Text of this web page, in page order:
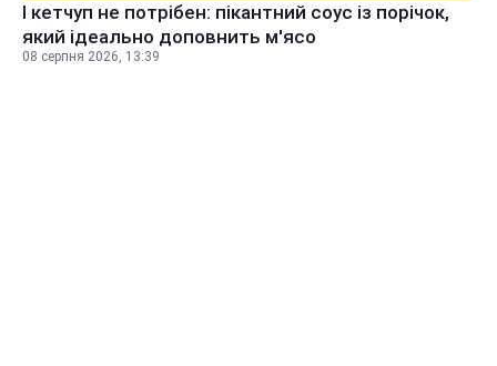
І кетчуп не потрібен: пікантний соус із порічок,
який ідеально доповнить м'ясо
08 серпня 2026, 13:39